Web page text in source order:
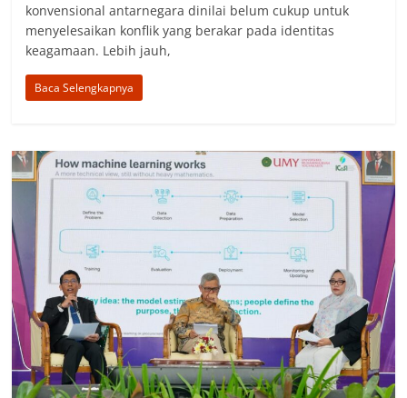
konvensional antarnegara dinilai belum cukup untuk
menyelesaikan konflik yang berakar pada identitas
keagamaan. Lebih jauh,
Baca Selengkapnya